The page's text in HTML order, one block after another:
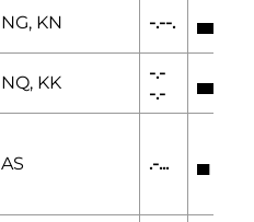
NG, KN -.--. ▄▄▄
NQ, KK
-.-
-.-
▄▄▄
AS .-... ▄